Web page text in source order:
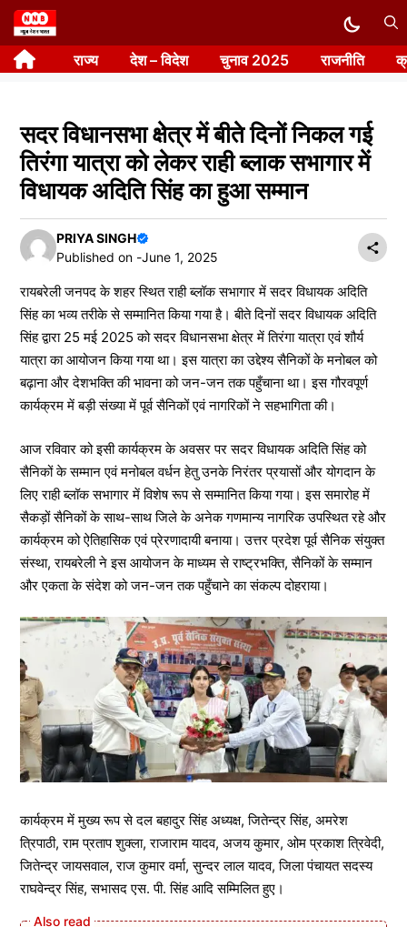
Skip
to
content राज्य देश – विदेश चुनाव 2025 राजनीति
सदर विधानसभा क्षेत्र में बीते दिनों निकल गई
तिरंगा यात्रा को लेकर राही ब्लाक सभागार में
विधायक अदिति सिंह का हुआ सम्मान
PRIYA SINGH
Published on -June 1, 2025
रायबरेली जनपद के शहर स्थित राही ब्लॉक सभागार में सदर विधायक अदिति
सिंह का भव्य तरीके से सम्मानित किया गया है। बीते दिनों सदर विधायक अदिति
सिंह द्वारा 25 मई 2025 को सदर विधानसभा क्षेत्र में तिरंगा यात्रा एवं शौर्य
यात्रा का आयोजन किया गया था। इस यात्रा का उद्देश्य सैनिकों के मनोबल को
बढ़ाना और देशभक्ति की भावना को जन-जन तक पहुँचाना था। इस गौरवपूर्ण
कार्यक्रम में बड़ी संख्या में पूर्व सैनिकों एवं नागरिकों ने सहभागिता की।
आज रविवार को इसी कार्यक्रम के अवसर पर सदर विधायक अदिति सिंह को
सैनिकों के सम्मान एवं मनोबल वर्धन हेतु उनके निरंतर प्रयासों और योगदान के
लिए राही ब्लॉक सभागार में विशेष रूप से सम्मानित किया गया। इस समारोह में
सैकड़ों सैनिकों के साथ-साथ जिले के अनेक गणमान्य नागरिक उपस्थित रहे और
कार्यक्रम को ऐतिहासिक एवं प्रेरणादायी बनाया। उत्तर प्रदेश पूर्व सैनिक संयुक्त
संस्था, रायबरेली ने इस आयोजन के माध्यम से राष्ट्रभक्ति, सैनिकों के सम्मान
और एकता के संदेश को जन-जन तक पहुँचाने का संकल्प दोहराया।
कार्यक्रम में मुख्य रूप से दल बहादुर सिंह अध्यक्ष, जितेन्द्र सिंह, अमरेश
त्रिपाठी, राम प्रताप शुक्ला, राजाराम यादव, अजय कुमार, ओम प्रकाश त्रिवेदी,
जितेन्द्र जायसवाल, राज कुमार वर्मा, सुन्दर लाल यादव, जिला पंचायत सदस्य
राघवेन्द्र सिंह, सभासद एस. पी. सिंह आदि सम्मिलित हुए।